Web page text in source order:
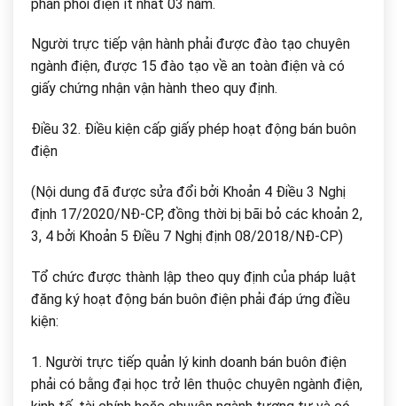
phân phối điện ít nhất 03 năm.
Người trực tiếp vận hành phải được đào tạo chuyên
ngành điện, được 15 đào tạo về an toàn điện và có
giấy chứng nhận vận hành theo quy định.
Điều 32. Điều kiện cấp giấy phép hoạt động bán buôn
điện
(Nội dung đã được sửa đổi bởi Khoản 4 Điều 3 Nghị
định 17/2020/NĐ-CP, đồng thời bị bãi bỏ các khoản 2,
3, 4 bởi Khoản 5 Điều 7 Nghị định 08/2018/NĐ-CP)
Tổ chức được thành lập theo quy định của pháp luật
đăng ký hoạt động bán buôn điện phải đáp ứng điều
kiện:
1. Người trực tiếp quản lý kinh doanh bán buôn điện
phải có bằng đại học trở lên thuộc chuyên ngành điện,